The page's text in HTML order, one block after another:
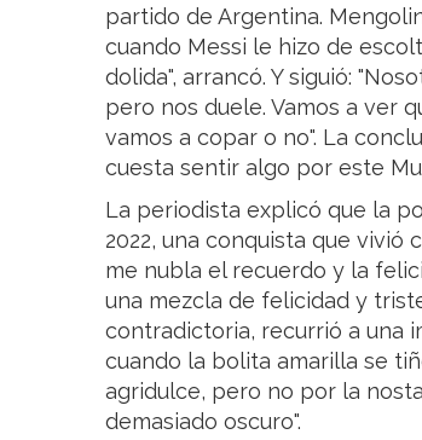
partido de Argentina.
cuando Messi le hizo de
dolida", arrancó. Y siguió:
pero nos duele. Vamos a ver
vamos a copar o no". La
cuesta sentir algo por este
La periodista explicó que la
2022, una conquista que vivió
me nubla el recuerdo y la
una mezcla de felicidad y
contradictoria, recurrió a una
cuando la bolita amarilla se
agridulce, pero no por la
demasiado oscuro".